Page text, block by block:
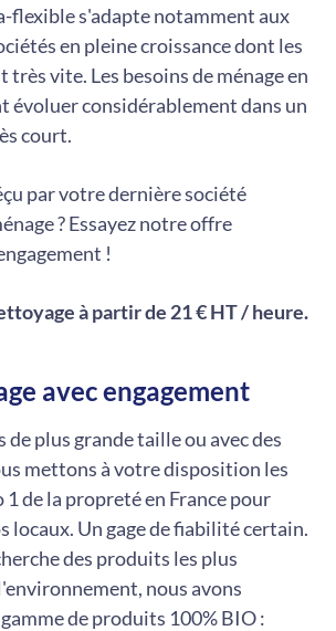
flexible s'adapte notamment aux
en pleine croissance dont les
très vite. Les besoins de ménage en
évoluer considérablement dans un
court.
par votre dernière société
? Essayez notre offre
!
à partir de 21 € HT / heure.
avec engagement
de plus grande taille ou avec des
mettons à votre disposition les
de la propreté en France pour
locaux. Un gage de fiabilité certain.
des produits les plus
nous avons
de produits 100% BIO :